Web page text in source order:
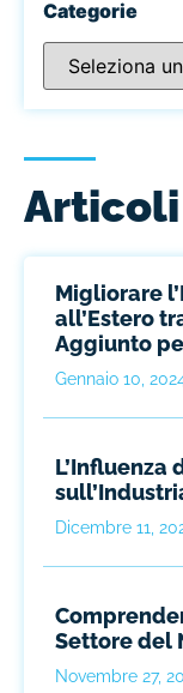
Categorie
Migliorare
all’Estero
Aggiunto
Gennaio 10,
L’Influenza
Dicembre 11,
Settore del
Novembre 27,